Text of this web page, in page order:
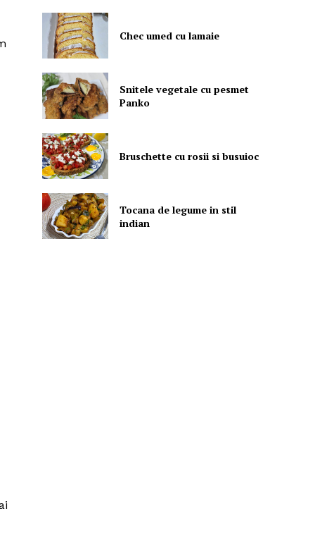
Chec umed cu lamaie
Snitele vegetale cu pesmet
Panko
Bruschette cu rosii si busuioc
Tocana de legume in stil
indian